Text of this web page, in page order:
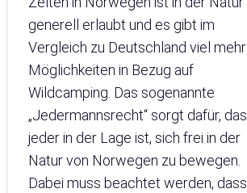
generell erlaubt und es gibt im
Vergleich zu Deutschland viel mehr
Möglichkeiten in Bezug auf
Wildcamping. Das sogenannte
„Jedermannsrecht“ sorgt dafür,
jeder in der Lage ist, sich frei in der
Natur von Norwegen zu bewegen.
Dabei muss beachtet werden, dass